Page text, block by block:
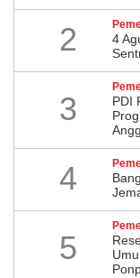
2
4
3
PDI
4
5